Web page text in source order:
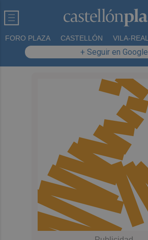
FORO PLAZA CASTELLÓN VILA-REAL
+ Seguir en Google